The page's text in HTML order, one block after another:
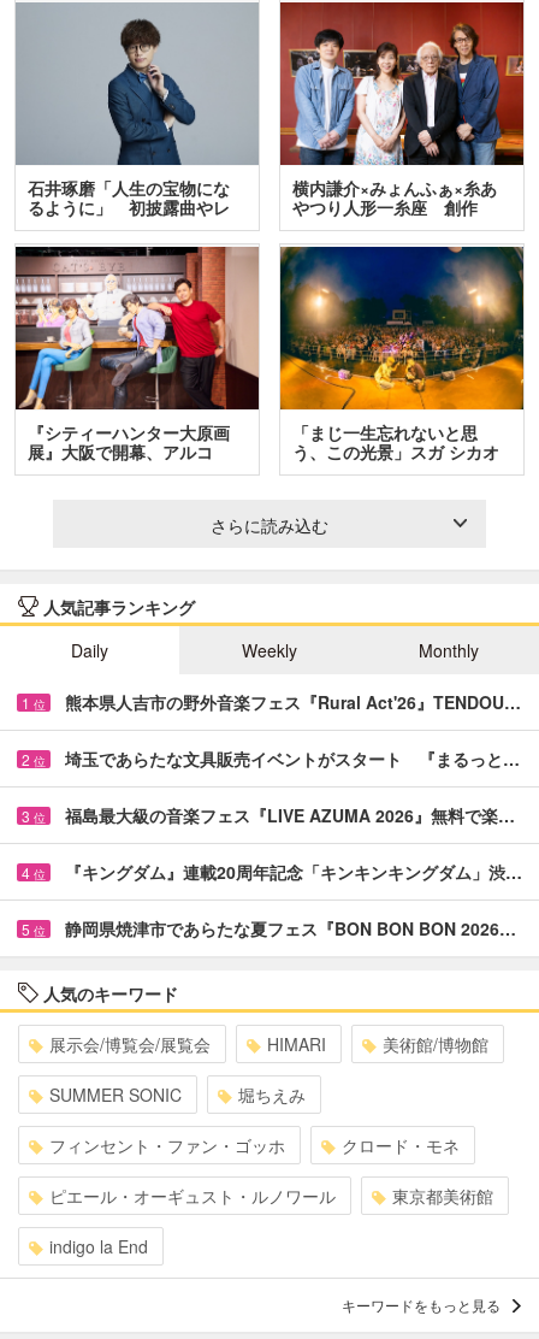
石井琢磨「人生の宝物にな
るように」 初披露曲やレ
ア…
横内謙介×みょんふぁ×糸あ
やつり人形一糸座 創作
人…
『シティーハンター大原画
展』大阪で開幕、アルコ
＆…
「まじ一生忘れないと思
う、この光景」スガ シカオ
と…
さらに読み込む
人気記事ランキング
Daily
Weekly Monthly
1 位 熊本県人吉市の野外音楽フェス『Rural Act'26』TENDOU…
2 位 埼玉であらたな文具販売イベントがスタート 『まるっと…
3 位 福島最大級の音楽フェス『LIVE AZUMA 2026』無料で楽…
4 位 『キングダム』連載20周年記念「キンキンキングダム」渋…
5 位 静岡県焼津市であらたな夏フェス『BON BON BON 2026…
人気のキーワード
展示会/博覧会/展覧会 HIMARI 美術館/博物館
SUMMER SONIC 堀ちえみ
フィンセント・ファン・ゴッホ クロード・モネ
ピエール・オーギュスト・ルノワール 東京都美術館
indigo la End
キーワードをもっと見る